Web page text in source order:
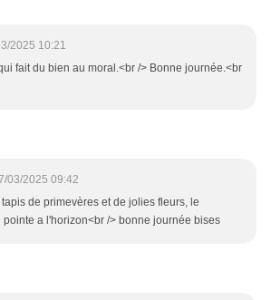
2025 10:21
fait du bien au moral.<br /> Bonne journée.<br
03/2025 09:42
de primevères et de jolies fleurs, le
pointe a l'horizon<br /> bonne journée bises